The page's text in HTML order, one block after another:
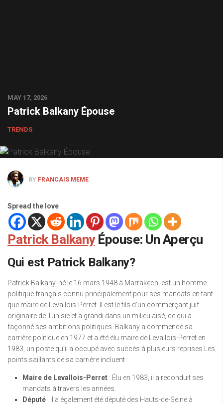
MAY 17, 2026
Patrick Balkany Épouse
TRENDS
BY FRANCAIS MEME
Spread the love
Patrick BalkanyÉpouse: Un Aperçu
Qui est Patrick Balkany?
Patrick Balkany, né le 16 mars 1948 à Marrakech, est un homme
politique français connu principalement pour ses mandats en tant
que maire de Levallois-Perret. Il est le fils d’un commerçant juif
originaire de Tunisie et a grandi dans un milieu aisé, ce qui a
façonné ses ambitions politiques. Balkany a commencé sa
carrière politique en 1977 et a été élu maire de Levallois-Perret en
1983, un poste qu’il a occupé avec succès à plusieurs reprises.Les
points saillants de sa carrière incluent :
Maire de Levallois-Perret : Élu en 1983, il a reconduit ses
mandats à travers les années.
Député : Il a également été député des Hauts-de-Seine à